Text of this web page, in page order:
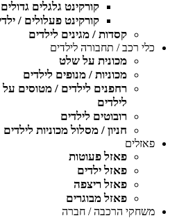
קורקינט גלגלים גדולים
קורקינט פעלולים /
קסדות / מגינים לילדים
כלי רכב / תחבורה לילדים
מכונית על שלט
מכוניות / מנופים לילדים
רחפנים לילדים / מטוסים
לילדים
רובוטים לילדים
חניון / מסלול מכוניות לילדים
פאזלים
פאזל פעוטות
פאזל ילדים
פאזל ריצפה
פאזל מבוגרים
משחקי הרכבה / חברה